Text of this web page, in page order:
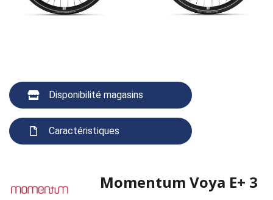
Disponibilité magasins
Caractéristiques
Momentum Voya E+ 3